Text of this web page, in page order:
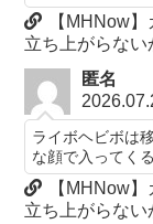
【MHNow
立ち上がらな
匿名
ライボヘビボは
な顔で入ってくる
【MHNow
立ち上がらな